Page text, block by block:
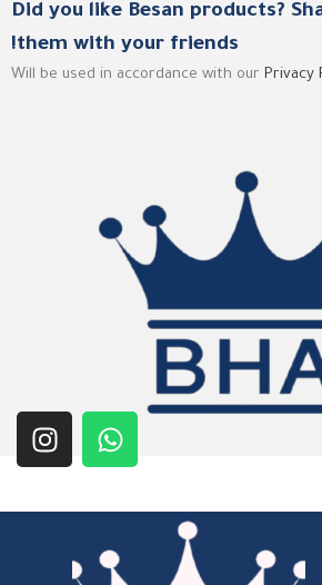
Did you like Besan products?
them with your friends!
Will be used in accordance with our Privacy